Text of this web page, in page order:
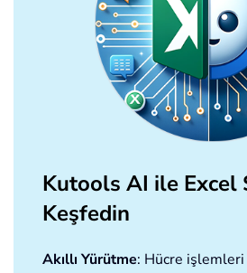
Kutools AI ile Excel
Keşfedin
Akıllı Yürütme: Hücre